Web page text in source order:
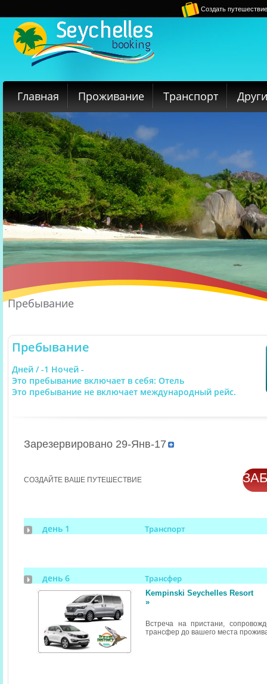
Создать
Главная Проживание Транспорт
Пребывание
Пребывание
Дней / -1 Ночей -
Это пребывание включает в себя: Отель
Это пребывание не включает международный рейс.
Зарезервировано 29-Янв-17
СОЗДАЙТЕ ВАШЕ ПУТЕШЕСТВИЕ
день 1 Транспорт
день 6 Трансфер
Kempinski Seychelles Resort
»
Встреча на пристани,
трансфер до вашего места